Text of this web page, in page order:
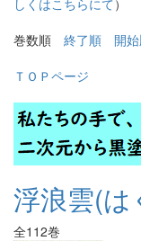
しくはこちらにて）
巻数順 終了順
開
ＴＯＰページ
浮浪雲(
全112巻